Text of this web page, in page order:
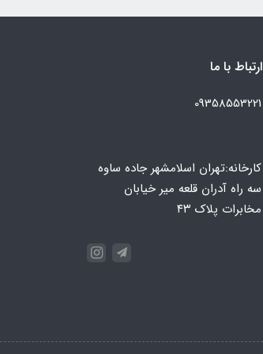
ارتباط با ما
09358553221
کارخانه:تهران اسلامشهر جاده ساوه
سه راه آدران قلعه میر خیابان
مخابرات پلاک ۴۳